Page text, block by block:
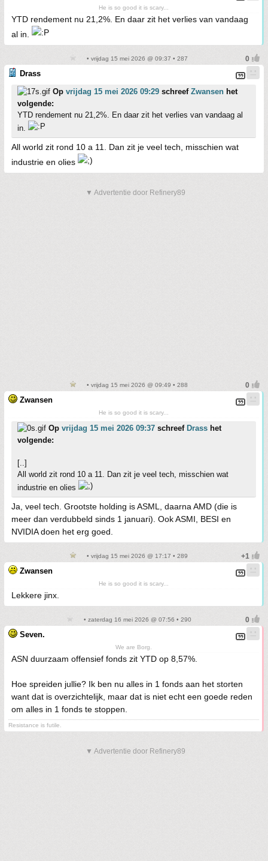
He is so good it is scary...
YTD rendement nu 21,2%. En daar zit het verlies van vandaag
al in.
• vrijdag 15 mei 2026 @ 09:37 • 287
Drass
Op vrijdag 15 mei 2026 09:29 schreef Zwansen het
volgende:
YTD rendement nu 21,2%. En daar zit het verlies van vandaag al
in.
All world zit rond 10 a 11. Dan zit je veel tech, misschien wat
industrie en olies
▼ Advertentie door Refinery89
• vrijdag 15 mei 2026 @ 09:49 • 288
Zwansen
He is so good it is scary...
Op vrijdag 15 mei 2026 09:37 schreef Drass het
volgende:
[..]
All world zit rond 10 a 11. Dan zit je veel tech, misschien wat
industrie en olies
Ja, veel tech. Grootste holding is ASML, daarna AMD (die is
meer dan verdubbeld sinds 1 januari). Ook ASMI, BESI en
NVIDIA doen het erg goed.
• vrijdag 15 mei 2026 @ 17:17 • 289
Zwansen
He is so good it is scary...
Lekkere jinx.
• zaterdag 16 mei 2026 @ 07:56 • 290
Seven.
We are Borg.
ASN duurzaam offensief fonds zit YTD op 8,57%.
Hoe spreiden jullie? Ik ben nu alles in 1 fonds aan het storten
want dat is overzichtelijk, maar dat is niet echt een goede reden
om alles in 1 fonds te stoppen.
Resistance is futile.
▼ Advertentie door Refinery89